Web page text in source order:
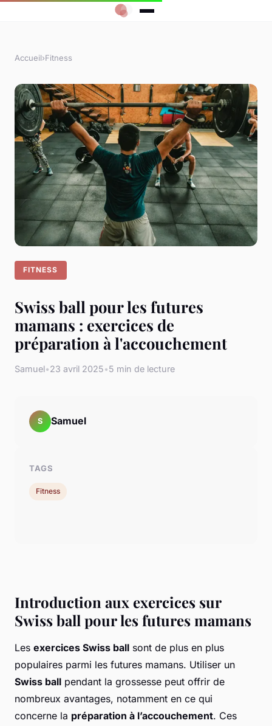
Accueil›Fitness
FITNESS
Swiss ball pour les futures
mamans : exercices de
préparation à l'accouchement
Samuel•23 avril 2025•5 min de lecture
Introduction aux exercices sur
Swiss ball pour les futures mamans
Les exercices Swiss ball sont de plus en plus
populaires parmi les futures mamans. Utiliser un
Swiss ball pendant la grossesse peut offrir de
nombreux avantages, notamment en ce qui
concerne la préparation à l’accouchement. Ces
S Samuel
TAGS
Fitness